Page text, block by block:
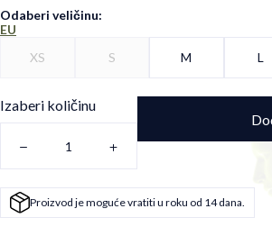
Odaberi veličinu:
EU
XS S M L
Izaberi količinu
Proizvod je moguće vratiti u roku od 14 dana.